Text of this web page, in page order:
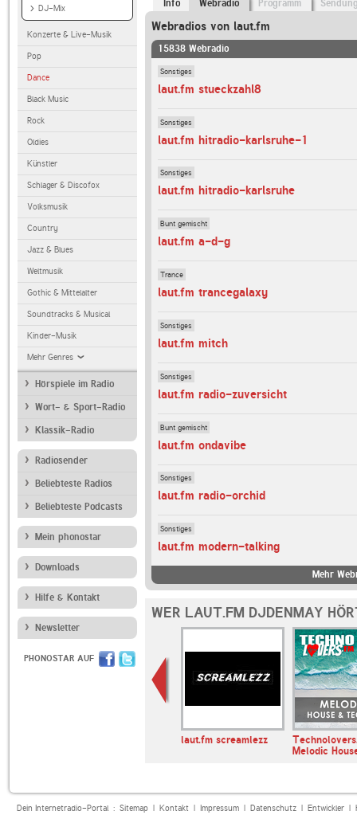
DJ-Mix
Konzerte & Live-Musik
Pop
Dance
Black Music
Rock
Oldies
Künstler
Schlager & Discofox
Volksmusik
Country
Jazz & Blues
Weltmusik
Gothic & Mittelalter
Soundtracks & Musical
Kinder-Musik
Mehr Genres
Hörspiele im Radio
Wort- & Sport-Radio
Klassik-Radio
Radiosender
Beliebteste Radios
Beliebteste Podcasts
Mein phonostar
Downloads
Hilfe & Kontakt
Newsletter
PHONOSTAR AUF
Info Webradio Programm
Webradios von laut.fm
15838 Webradio
Sonstiges
laut.fm stueckzahl8
Sonstiges
laut.fm hitradio-karlsruhe-1
Sonstiges
laut.fm hitradio-karlsruhe
Bunt gemischt
laut.fm a-d-g
Trance
laut.fm trancegalaxy
Sonstiges
laut.fm mitch
Sonstiges
laut.fm radio-zuversicht
Bunt gemischt
laut.fm ondavibe
Sonstiges
laut.fm radio-orchid
Sonstiges
laut.fm modern-talking
Mehr
WER LAUT.FM DJDENMAY
laut.fm screamlezz
Melodic
Dein Internetradio-Portal : Sitemap| Kontakt| Impressum| Datenschutz| Entwickler|